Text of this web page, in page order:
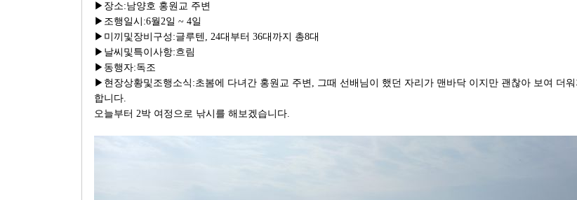
▶장소:남양호 홍원교 주변
▶조행일시:6월2일 ~ 4일
▶미끼및장비구성:글루텐, 24대부터 36대까지 총8대
▶날씨및특이사항:흐림
▶동행자:독조
▶현장상황및조행소식:초봄에 다녀간 홍원교 주변, 그때 선배님이 했던 자리가 맨바닥 이지만 괜찮아 보여 더
합니다.
오늘부터 2박 여정으로 낚시를 해보겠습니다.